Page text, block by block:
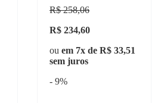
R$ 258,06
R$ 234,60
ou em 7x de R$ 33,51
sem juros
- 9%